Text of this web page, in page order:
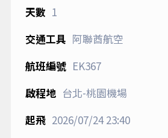
1
阿聯酋航空
EK367
台北-桃園機場
2026/07/2423:40